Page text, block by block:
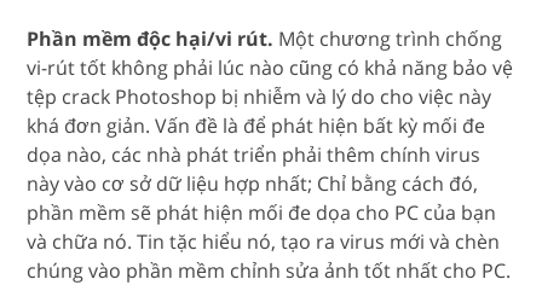
Phần mềm độc hại/vi rút. Một chương trình chống
vi-rút tốt không phải lúc nào cũng có khả năng bảo vệ
tệp crack Photoshop bị nhiễm và lý do cho việc này
khá đơn giản. Vấn đề là để phát hiện bất kỳ mối đe
dọa nào, các nhà phát triển phải thêm chính virus
này vào cơ sở dữ liệu hợp nhất; Chỉ bằng cách đó,
phần mềm sẽ phát hiện mối đe dọa cho PC của bạn
và chữa nó. Tin tặc hiểu nó, tạo ra virus mới và chèn
chúng vào phần mềm chỉnh sửa ảnh tốt nhất cho PC.